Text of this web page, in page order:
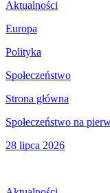
Aktualności
Europa
Polityka
Społeczeństwo
Strona główna
Społeczeństwo na
28 lipca 2026